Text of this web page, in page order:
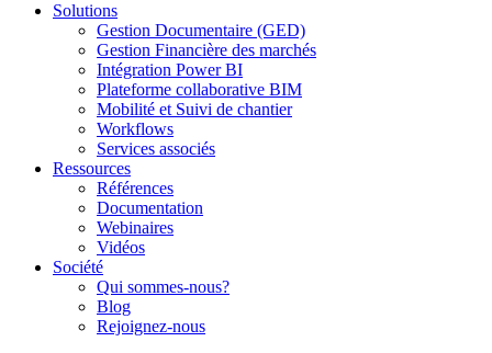
Solutions
Gestion Documentaire (GED)
Gestion Financière des marchés
Intégration Power BI
Plateforme collaborative BIM
Mobilité et Suivi de chantier
Workflows
Services associés
Ressources
Références
Documentation
Webinaires
Vidéos
Société
Qui sommes-nous?
Blog
Rejoignez-nous